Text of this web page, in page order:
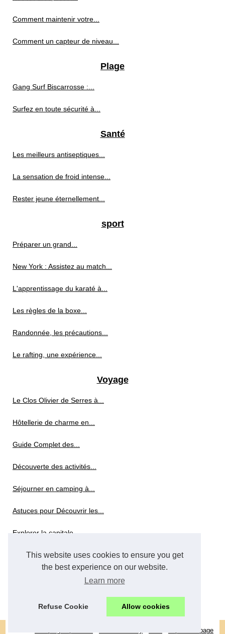
This website uses cookies to ensure you get
the best experience on our website.
Learn more
Refuse Cookie Allow cookies
Comment maintenir votre...
Comment un capteur de niveau...
Plage
Gang Surf Biscarrosse :...
Surfez en toute sécurité à...
Santé
Les meilleurs antiseptiques...
La sensation de froid intense...
Rester jeune éternellement...
sport
Préparer un grand...
New York : Assistez au match...
L'apprentissage du karaté à...
Les règles de la boxe...
Randonnée, les précautions...
Le rafting, une expérience...
Voyage
Le Clos Olivier de Serres à...
Hôtellerie de charme en...
Guide Complet des...
Découverte des activités...
Séjourner en camping à...
Astuces pour Découvrir les...
Explorer la capitale...
Achetez votre pass visite New...
Profitez de tout le confort...
Top of the page